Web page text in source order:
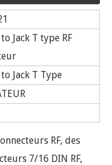
Jack T type RF
Jack T Type
RF, des
7/16 DIN RF,